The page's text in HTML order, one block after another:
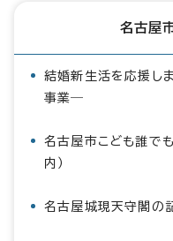
名古屋
結婚新生活を応援し
事業―
名古屋市こども誰で
内）
名古屋城現天守閣の